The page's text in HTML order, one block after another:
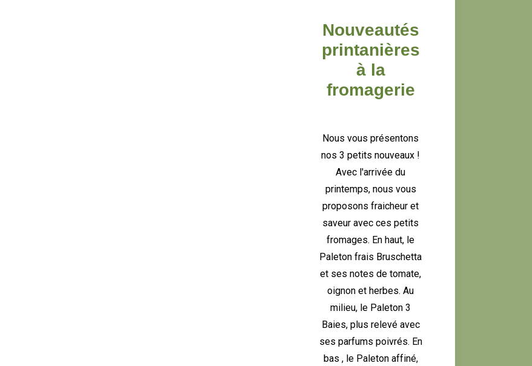
Nouveautés
printanières
à la
fromagerie
Nous vous présentons
nos 3 petits nouveaux !
Avec l'arrivée du
printemps, nous vous
proposons fraicheur et
saveur avec ces petits
fromages. En haut, le
Paleton frais Bruschetta
et ses notes de tomate,
oignon et herbes. Au
milieu, le Paleton 3
Baies, plus relevé avec
ses parfums poivrés. En
bas , le Paleton affiné,